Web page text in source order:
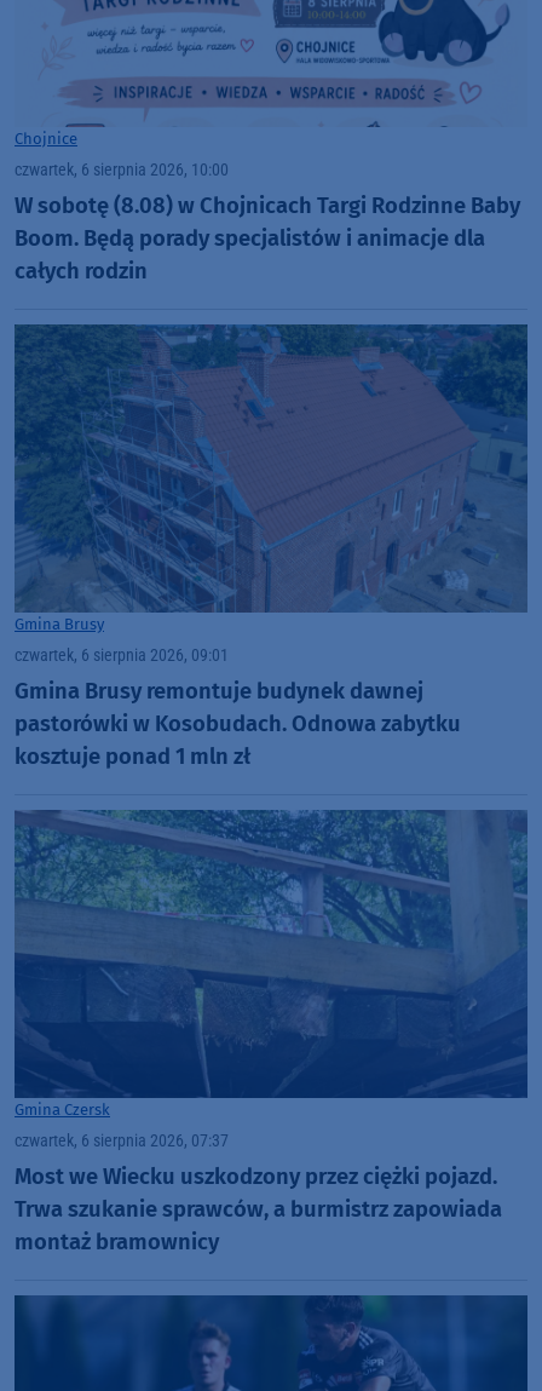
Chojnice
czwartek, 6 sierpnia 2026, 10:00
W sobotę (8.08) w Chojnicach Targi Rodzinne Baby
Boom. Będą porady specjalistów i animacje dla
całych rodzin
Gmina Brusy
czwartek, 6 sierpnia 2026, 09:01
Gmina Brusy remontuje budynek dawnej
pastorówki w Kosobudach. Odnowa zabytku
kosztuje ponad 1 mln zł
Gmina Czersk
czwartek, 6 sierpnia 2026, 07:37
Most we Wiecku uszkodzony przez ciężki pojazd.
Trwa szukanie sprawców, a burmistrz zapowiada
montaż bramownicy